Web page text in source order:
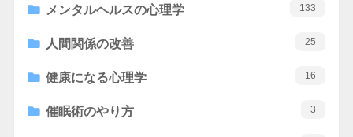
メンタルヘルスの心理学 133
人間関係の改善 25
健康になる心理学 16
催眠術のやり方 3